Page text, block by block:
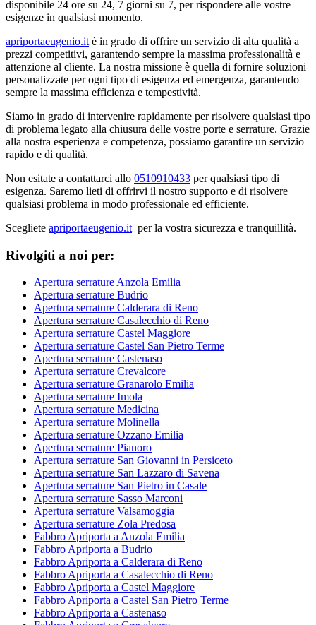
disponibile 24 ore su 24, 7 giorni su 7, per rispondere alle vostre
esigenze in qualsiasi momento.
apriportaeugenio.it è in grado di offrire un servizio di alta qualità a
prezzi competitivi, garantendo sempre la massima professionalità e
attenzione al cliente. La nostra missione è quella di fornire soluzioni
personalizzate per ogni tipo di esigenza ed emergenza, garantendo
sempre la massima efficienza e tempestività.
Siamo in grado di intervenire rapidamente per risolvere qualsiasi tipo
di problema legato alla chiusura delle vostre porte e serrature. Grazie
alla nostra esperienza e competenza, possiamo garantire un servizio
rapido e di qualità.
Non esitate a contattarci allo 0510910433 per qualsiasi tipo di
esigenza. Saremo lieti di offrirvi il nostro supporto e di risolvere
qualsiasi problema in modo professionale ed efficiente.
Scegliete apriportaeugenio.it per la vostra sicurezza e tranquillità.
Rivolgiti a noi per:
Apertura serrature Anzola Emilia
Apertura serrature Budrio
Apertura serrature Calderara di Reno
Apertura serrature Casalecchio di Reno
Apertura serrature Castel Maggiore
Apertura serrature Castel San Pietro Terme
Apertura serrature Castenaso
Apertura serrature Crevalcore
Apertura serrature Granarolo Emilia
Apertura serrature Imola
Apertura serrature Medicina
Apertura serrature Molinella
Apertura serrature Ozzano Emilia
Apertura serrature Pianoro
Apertura serrature San Giovanni in Persiceto
Apertura serrature San Lazzaro di Savena
Apertura serrature San Pietro in Casale
Apertura serrature Sasso Marconi
Apertura serrature Valsamoggia
Apertura serrature Zola Predosa
Fabbro Apriporta a Anzola Emilia
Fabbro Apriporta a Budrio
Fabbro Apriporta a Calderara di Reno
Fabbro Apriporta a Casalecchio di Reno
Fabbro Apriporta a Castel Maggiore
Fabbro Apriporta a Castel San Pietro Terme
Fabbro Apriporta a Castenaso